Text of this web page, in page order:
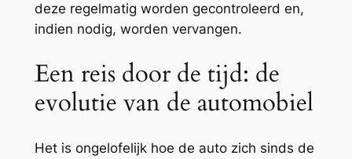
deze regelmatig worden gecontroleerd en,
indien nodig, worden vervangen.
Een reis door de tijd: de
evolutie van de automobiel
Het is ongelofelijk hoe de auto zich sinds de